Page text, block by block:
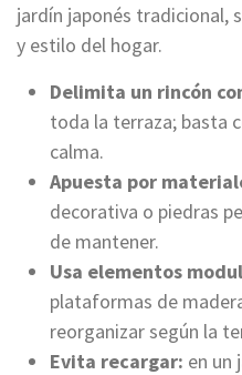
jardín japonés tradicional,
y estilo del hogar.
Delimita un rincón
toda la terraza; basta
calma.
Apuesta por
decorativa o piedras
de mantener.
Usa elementos
plataformas de
reorganizar según la
Evita recargar: en un